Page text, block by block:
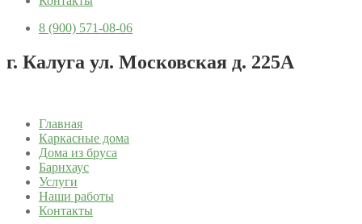
8 (900) 571-08-06
г. Калуга ул. Московская д. 225А
Главная
Каркасные дома
Дома из бруса
Барнхаус
Услуги
Наши работы
Контакты